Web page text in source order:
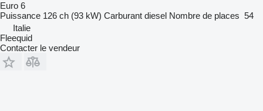
Euro 6
Puissance 126 ch (93 kW) Carburant diesel Nombre de places 54
Italie
Fleequid
Contacter le vendeur